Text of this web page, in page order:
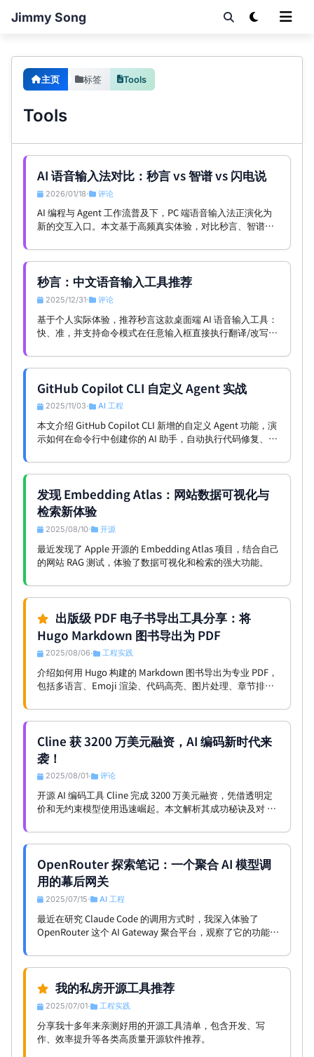
Jimmy Song
主页 标签 Tools
Tools
AI 语音输入法对比：秒言 vs 智谱 vs 闪电说
2026/01/18 • 评论
AI 编程与 Agent 工作流普及下，PC 端语音输入法正演化为
新的交互入口。本文基于高频真实体验，对比秒言、智谱与
异。
秒言：中文语音输入工具推荐
2025/12/31• 评论
基于个人实际体验，推荐秒言这款桌面端 AI 语音输入工具：
快、准，并支持命令模式在任意输入框直接执行翻译/改写/
GitHub Copilot CLI 自定义 Agent 实战
2025/11/03 • AI 工程
本文介绍 GitHub Copilot CLI 新增的自定义 Agent 功能，演
示如何在命令行中创建你的 AI 助手，自动执行代码修复、任
发现 Embedding Atlas：网站数据可视化与
检索新体验
2025/08/10• 开源
最近发现了 Apple 开源的 Embedding Atlas 项目，结合自己
的网站 RAG 测试，体验了数据可视化和检索的强大功能。
出版级 PDF 电子书导出工具分享：将
Hugo Markdown 图书导出为 PDF
2025/08/06 • 工程实践
介绍如何用 Hugo 构建的 Markdown 图书导出为专业 PDF，
包括多语言、Emoji 渲染、代码高亮、图片处理、章节排
架构与使用方法，适用于技术文档和电子书出版。
Cline 获 3200 万美元融资，AI 编码新时代来
袭！
2025/08/01• 评论
开源 AI 编码工具 Cline 完成 3200 万美元融资，凭借透明定
价和无约束模型使用迅速崛起。本文解析其成功秘诀及对 AI
OpenRouter 探索笔记：一个聚合 AI 模型调
用的幕后网关
2025/07/15 • AI 工程
最近在研究 Claude Code 的调用方式时，我深入体验了
OpenRouter 这个 AI Gateway 聚合平台，观察了它的功能、
他主流 AI 网关方案进行了横向对比。
我的私房开源工具推荐
2025/07/01• 工程实践
分享我十多年来亲测好用的开源工具清单，包含开发、写
作、效率提升等各类高质量开源软件推荐。